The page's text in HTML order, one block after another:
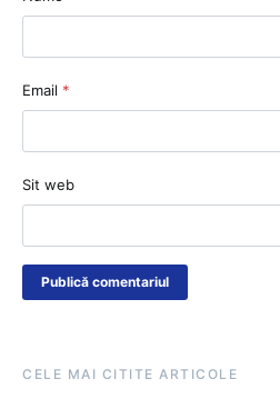
Email *
Sit web
CELE MAI CITITE ARTICOLE